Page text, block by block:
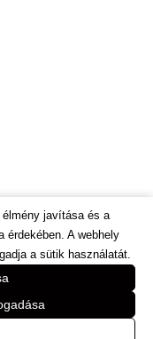
fenntartva.
www.e-
javítása és a
érdekében. A webhely
a sütik használatát.